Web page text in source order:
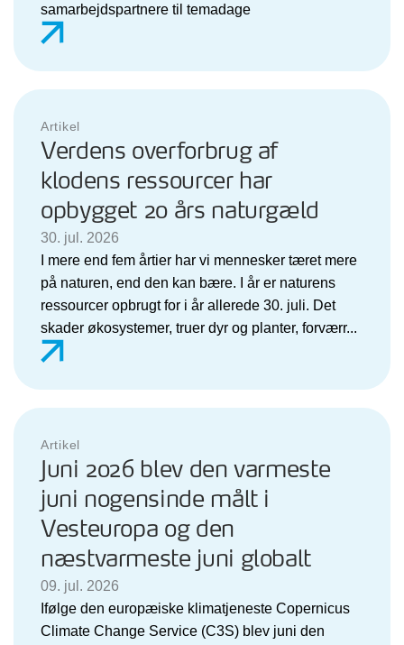
samarbejdspartnere til temadage
Artikel
Verdens overforbrug af
klodens ressourcer har
opbygget 20 års naturgæld
30. jul. 2026
I mere end fem årtier har vi mennesker tæret mere
på naturen, end den kan bære. I år er naturens
ressourcer opbrugt for i år allerede 30. juli. Det
skader økosystemer, truer dyr og planter, forværr...
Artikel
Juni 2026 blev den varmeste
juni nogensinde målt i
Vesteuropa og den
næstvarmeste juni globalt
09. jul. 2026
Ifølge den europæiske klimatjeneste Copernicus
Climate Change Service (C3S) blev juni den